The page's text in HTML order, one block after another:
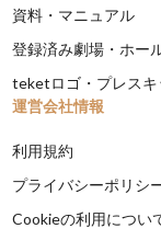
資料・マニュアル
登録済み劇場・ホー
teketロゴ・プレスキ
運営会社情報
利用規約
プライバシーポリシ
Cookieの利用につい